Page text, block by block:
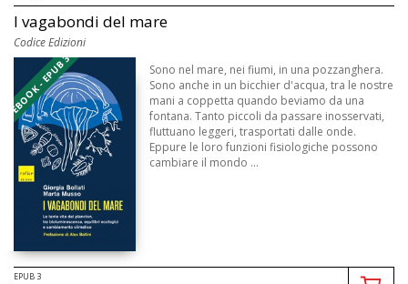
I vagabondi del mare
Codice Edizioni
EBOOK - EPUB 3
Sono nel mare, nei fiumi, in una pozzanghera.
Sono anche in un bicchier d'acqua, tra le nostre
mani a coppetta quando beviamo da una
fontana. Tanto piccoli da passare inosservati,
fluttuano leggeri, trasportati dalle onde.
Eppure le loro funzioni fisiologiche possono
cambiare il mondo ...
EPUB 3